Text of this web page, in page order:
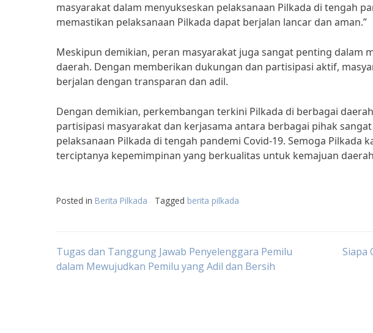
masyarakat dalam menyukseskan pelaksanaan Pilkada di tengah
memastikan pelaksanaan Pilkada dapat berjalan lancar dan aman.”
Meskipun demikian, peran masyarakat juga sangat penting dalam
daerah. Dengan memberikan dukungan dan partisipasi aktif,
berjalan dengan transparan dan adil.
Dengan demikian, perkembangan terkini Pilkada di berbagai
partisipasi masyarakat dan kerjasama antara berbagai pihak
pelaksanaan Pilkada di tengah pandemi Covid-19. Semoga Pilkada
terciptanya kepemimpinan yang berkualitas untuk kemajuan
Posted in Berita Pilkada Tagged berita pilkada
Post
Tugas dan Tanggung Jawab Penyelenggara Pemilu
dalam Mewujudkan Pemilu yang Adil dan Bersih
Siapa